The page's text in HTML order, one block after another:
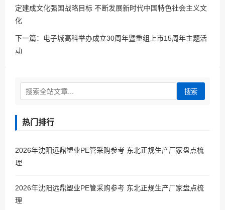
定建成文化强国战略目标 不断发展新时代中国特色社会主义文
化
下一篇： 电子城高科举办成立30周年暨重组上市15周年主题活
动
搜索
热门排行
2026年沈阳远鼎塑业PE管采购参考 东北正规生产厂家盘点梳
理
2026年沈阳远鼎塑业PE管采购参考 东北正规生产厂家盘点梳
理